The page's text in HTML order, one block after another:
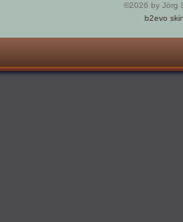
©2026 by Jörg
b2evo